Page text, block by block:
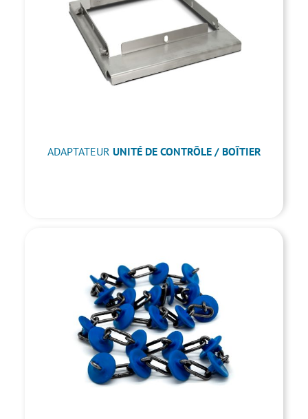
ADAPTATEUR UNITÉ DE CONTRÔLE / BOÎTIER